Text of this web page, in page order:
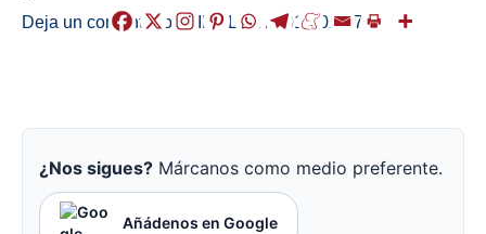
Deja un comentario /KIROLAK /2018-02-17
¿Nos sigues? Márcanos como medio preferente.
Añádenos en Google